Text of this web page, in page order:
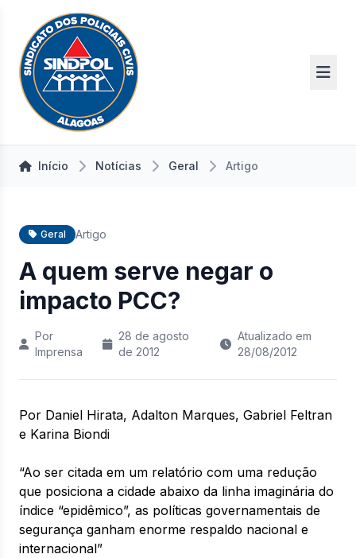
Início Notícias Geral Artigo
Geral Artigo
A quem serve negar o
impacto PCC?
Por
Imprensa
28 de agosto
de 2012
Atualizado em
28/08/2012
Por Daniel Hirata, Adalton Marques, Gabriel Feltran
e Karina Biondi
“Ao ser citada em um relatório com uma redução
que posiciona a cidade abaixo da linha imaginária do
índice “epidêmico”, as políticas governamentais de
segurança ganham enorme respaldo nacional e
internacional”